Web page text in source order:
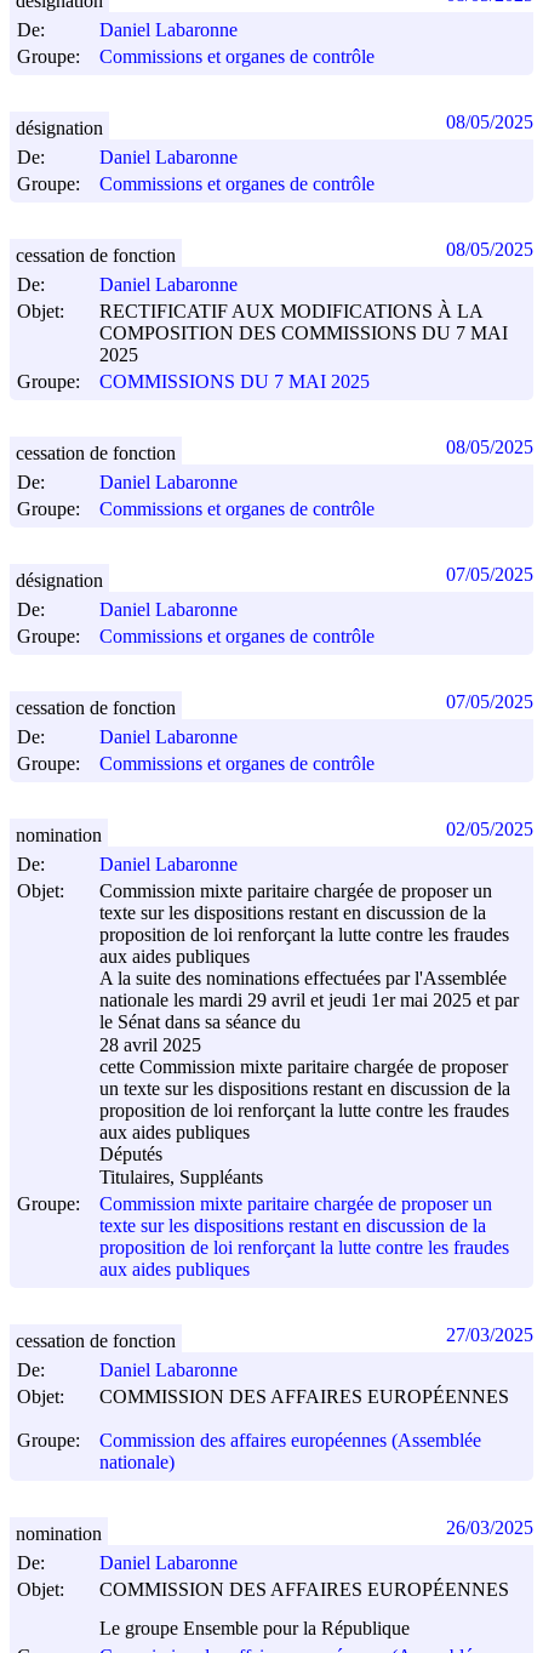
De:
Daniel Labaronne
Groupe:
Commissions et organes de contrôle
De:
Daniel Labaronne
Groupe:
Commissions et organes de contrôle
désignation 08/05/2025
De:
Daniel Labaronne
Objet:
RECTIFICATIF AUX MODIFICATIONS À LA
COMPOSITION DES COMMISSIONS DU 7 MAI
2025
Groupe:
COMMISSIONS DU 7 MAI 2025
cessation de fonction 08/05/2025
De:
Daniel Labaronne
Groupe:
Commissions et organes de contrôle
cessation de fonction 08/05/2025
De:
Daniel Labaronne
Groupe:
Commissions et organes de contrôle
désignation 07/05/2025
De:
Daniel Labaronne
Groupe:
Commissions et organes de contrôle
cessation de fonction 07/05/2025
De:
Daniel Labaronne
Objet:
Commission mixte paritaire chargée de proposer un
texte sur les dispositions restant en discussion de la
proposition de loi renforçant la lutte contre les fraudes
aux aides publiques
A la suite des nominations effectuées par l'Assemblée
nationale les mardi 29 avril et jeudi 1er mai 2025 et par
le Sénat dans sa séance du
28 avril 2025
cette Commission mixte paritaire chargée de proposer
un texte sur les dispositions restant en discussion de la
proposition de loi renforçant la lutte contre les fraudes
aux aides publiques
Députés
Titulaires, Suppléants
Groupe:
Commission mixte paritaire chargée de proposer un
texte sur les dispositions restant en discussion de la
proposition de loi renforçant la lutte contre les fraudes
aux aides publiques
nomination 02/05/2025
De:
Daniel Labaronne
Objet:
COMMISSION DES AFFAIRES EUROPÉENNES
Groupe:
Commission des affaires européennes (Assemblée
nationale)
cessation de fonction 27/03/2025
De:
Daniel Labaronne
Objet:
COMMISSION DES AFFAIRES EUROPÉENNES
Le groupe Ensemble pour la République
nomination 26/03/2025